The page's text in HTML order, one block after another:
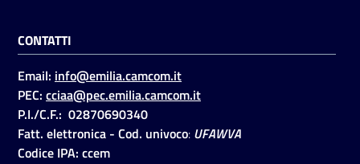
CONTATTI
Email: info@emilia.camcom.it
PEC: cciaa@pec.emilia.camcom.it
P.I./C.F.: 02870690340
Fatt. elettronica - Cod. univoco: UFAWVA
Codice IPA: ccem